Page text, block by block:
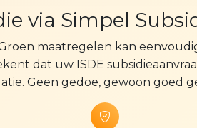
via Simpel
maatregelen kan
dat uw ISDE
Geen gedoe, gewoon goed